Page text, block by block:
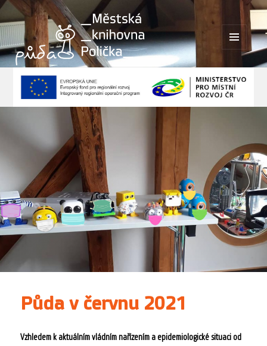
MENU
WIDGETY
Půda v červnu 2021
Vzhledem k aktuálním vládním nařízením a epidemiologické situaci od